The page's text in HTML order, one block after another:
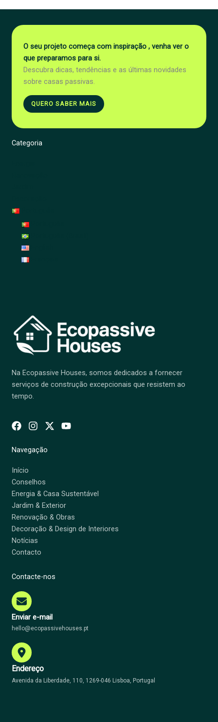
O seu projeto começa com inspiração , venha ver o
que preparamos para si.
Descubra dicas, tendências e as últimas novidades
sobre casas passivas.
QUERO SABER MAIS
Categoria
Na Ecopassive Houses, somos dedicados a fornecer
serviços de construção excepcionais que resistem ao
tempo.
Navegação
Início
Conselhos
Energia & Casa Sustentável
Jardim & Exterior
Renovação & Obras
Decoração & Design de Interiores
Notícias
Contacto
Contacte-nos
Enviar e-mail
hello@ecopassivehouses.pt
Endereço
Avenida da Liberdade, 110, 1269-046 Lisboa, Portugal